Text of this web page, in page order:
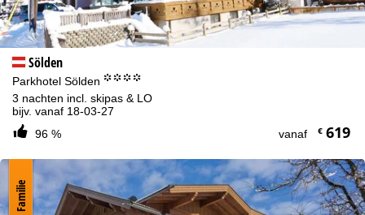
Sölden
Parkhotel Sölden °°°°
3 nachten incl. skipas & LO
bijv. vanaf 18-03-27
96 %
vanaf €619
Familie